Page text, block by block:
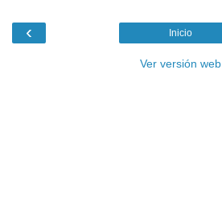
‹ Inicio
Ver versión web